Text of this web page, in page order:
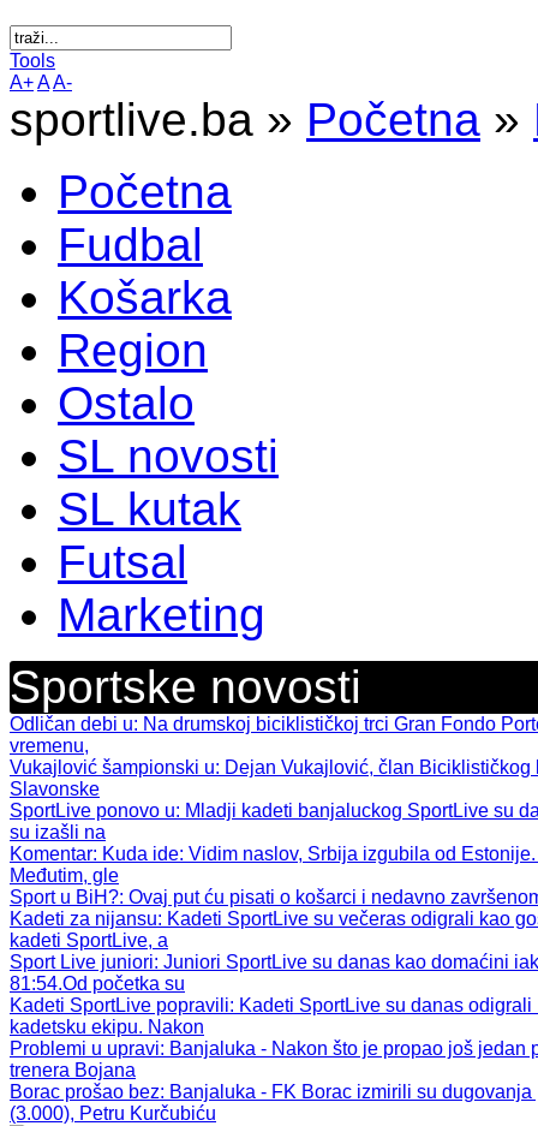
Tools
A+AA-
sportlive.ba » Početna »
Početna
Fudbal
Košarka
Region
Ostalo
SL novosti
SL kutak
Futsal
Marketing
Sportske novosti
Odličan debi u: Na drumskoj biciklističkoj trci Gran Fondo
vremenu,
Vukajlović šampionski u: Dejan Vukajlović, član
Slavonske
SportLive ponovo u: Mladji kadeti banjaluckog SportLive su
su izašli na
Komentar: Kuda ide: Vidim naslov, Srbija izgubila od
Međutim, gle
Sport u BiH?: Ovaj put ću pisati o košarci i nedavno
Kadeti za nijansu: Kadeti SportLive su večeras odigrali kao
kadeti SportLive, a
Sport Live juniori: Juniori SportLive su danas kao domaćini
81:54.Od početka su
Kadeti SportLive popravili: Kadeti SportLive su danas
kadetsku ekipu. Nakon
Problemi u upravi: Banjaluka - Nakon što je propao još
trenera Bojana
Borac prošao bez: Banjaluka - FK Borac izmirili su
(3.000), Petru Kurčubiću